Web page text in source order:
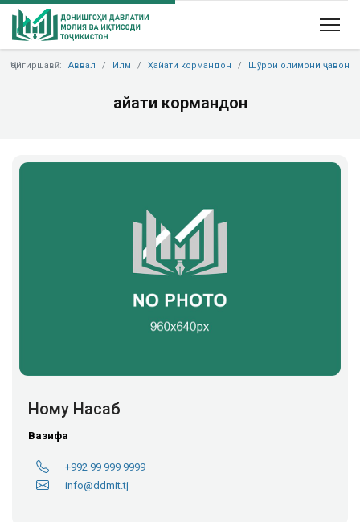
Ҷойгиршавӣ: Аввал Илм Ҳайати кормандон Шӯрои олимони ҷавон
Ҳайати кормандон
Ному Насаб
Вазифа
+992 99 999 9999
info@ddmit.tj